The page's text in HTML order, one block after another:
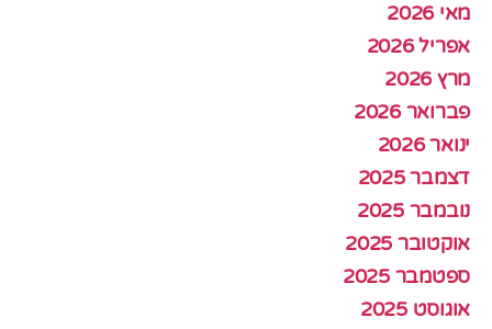
מאי 2026
אפריל 2026
מרץ 2026
פברואר 2026
ינואר 2026
דצמבר 2025
נובמבר 2025
אוקטובר 2025
ספטמבר 2025
אוגוסט 2025